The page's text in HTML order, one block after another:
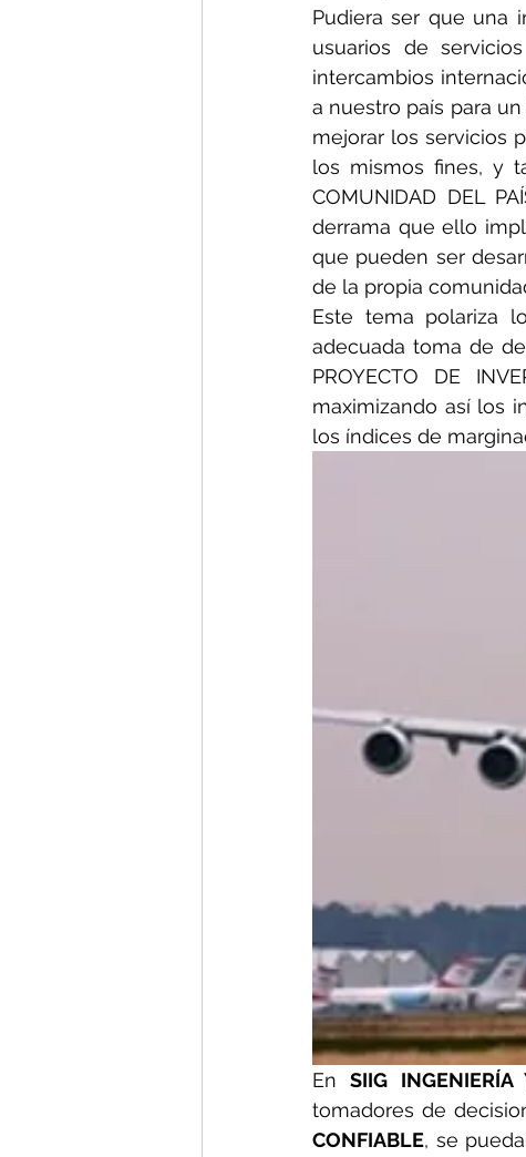
Pudiera ser que una
usuarios de
intercambios
a nuestro país para
mejorar los servicios
los mismos fines, y
COMUNIDAD DEL
derrama que ello
que pueden ser
de la propia
Este tema polariza
adecuada toma de
PROYECTO DE
maximizando así los
los índices de
En SIIG INGENIERÍA
tomadores de
CONFIABLE, se